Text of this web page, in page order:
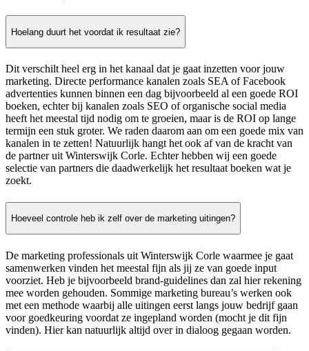
Hoelang duurt het voordat ik resultaat zie?
Dit verschilt heel erg in het kanaal dat je gaat inzetten voor jouw
marketing. Directe performance kanalen zoals SEA of Facebook
advertenties kunnen binnen een dag bijvoorbeeld al een goede ROI
boeken, echter bij kanalen zoals SEO of organische social media
heeft het meestal tijd nodig om te groeien, maar is de ROI op lange
termijn een stuk groter. We raden daarom aan om een goede mix van
kanalen in te zetten! Natuurlijk hangt het ook af van de kracht van
de partner uit Winterswijk Corle. Echter hebben wij een goede
selectie van partners die daadwerkelijk het resultaat boeken wat je
zoekt.
Hoeveel controle heb ik zelf over de marketing uitingen?
De marketing professionals uit Winterswijk Corle waarmee je gaat
samenwerken vinden het meestal fijn als jij ze van goede input
voorziet. Heb je bijvoorbeeld brand-guidelines dan zal hier rekening
mee worden gehouden. Sommige marketing bureau’s werken ook
met een methode waarbij alle uitingen eerst langs jouw bedrijf gaan
voor goedkeuring voordat ze ingepland worden (mocht je dit fijn
vinden). Hier kan natuurlijk altijd over in dialoog gegaan worden.